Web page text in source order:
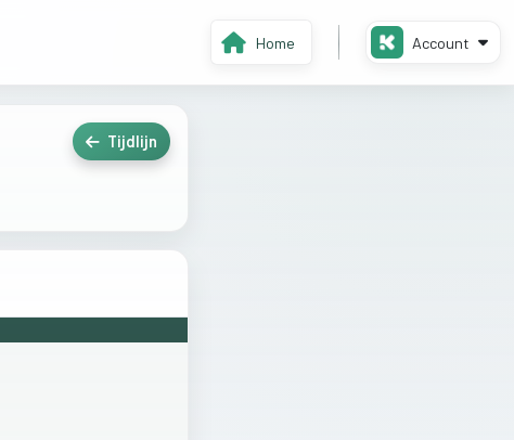
Home Account
Tijdlijn